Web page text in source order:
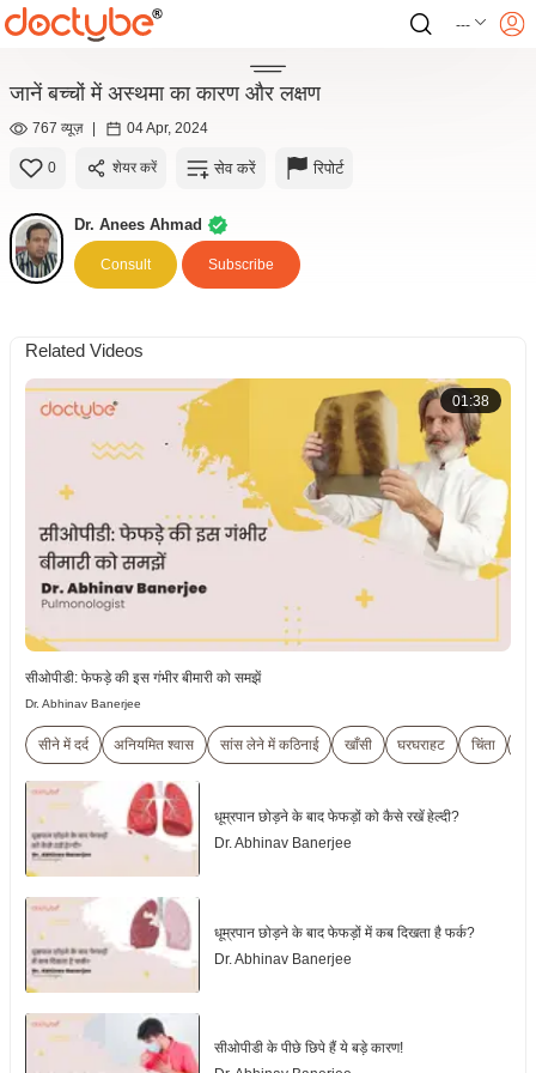
---
जानें बच्चों में अस्थमा का कारण और लक्षण
767 व्यूज़ | 04 Apr, 2024
0 शेयर करें सेव करें रिपोर्ट
Dr. Anees Ahmad
Consult Subscribe
Related Videos
01:38
सीओपीडी: फेफड़े की इस गंभीर बीमारी को समझें
Dr. Abhinav Banerjee
सीने में दर्द अनियमित श्वास सांस लेने में कठिनाई खाँसी घरघराहट चिंता
धूम्रपान छोड़ने के बाद फेफड़ों को कैसे रखें हेल्दी?
Dr. Abhinav Banerjee
धूम्रपान छोड़ने के बाद फेफड़ों में कब दिखता है फर्क?
Dr. Abhinav Banerjee
सीओपीडी के पीछे छिपे हैं ये बड़े कारण!